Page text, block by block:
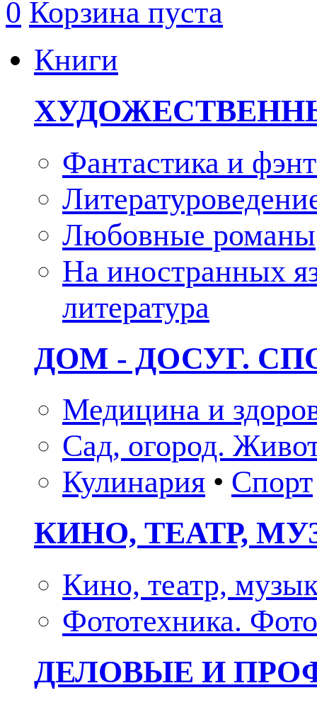
0 Корзина пуста
Книги
Фантастика и
Любовные романы
На иностранных
литература
ДОМ - ДОСУГ.
Медицина и
Сад, огород.
Кулинария • Спорт
КИНО, ТЕАТР,
Кино, театр,
Фототехника.
ДЕЛОВЫЕ И